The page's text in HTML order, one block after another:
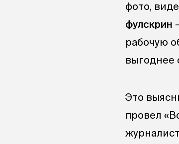
фото,
фулскрин
рабочую
выгоднее
Это
провел